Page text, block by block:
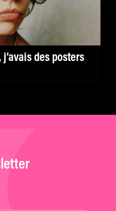
des posters